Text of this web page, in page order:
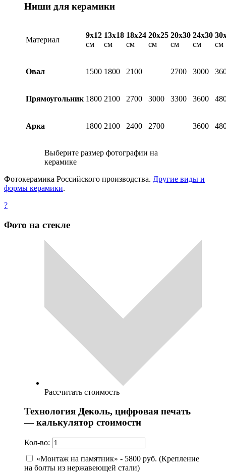
Ниши для керамики
Материал
9х12
см
13х18
см
18х24
см
20х25
см
20х30
см
24х30
см
см
Овал 1500 1800 2100 2700 3000
Прямоугольник 1800 2100 2700 3000 3300 3600
Арка 1800 2100 2400 2700 3600
Выберите размер фотографии на
керамике
Фотокерамика Российского производства. Другие виды и
формы керамики.
?
Фото на стекле
Рассчитать стоимость
Технология Деколь, цифровая печать
— калькулятор стоимости
Кол-во:
«Монтаж на памятник» - 5800 руб. (Крепление
на болты из нержавеющей стали)